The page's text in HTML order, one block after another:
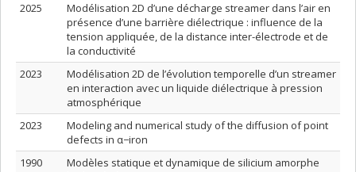
2025
Modélisation 2D d’une décharge streamer dans l’air en
présence d’une barrière diélectrique : influence de la
tension appliquée, de la distance inter-électrode et de
la conductivité
2023
Modélisation 2D de l’évolution temporelle d’un streamer
en interaction avec un liquide diélectrique à pression
atmosphérique
2023
Modeling and numerical study of the diffusion of point
defects in α−iron
1990
Modèles statique et dynamique de silicium amorphe